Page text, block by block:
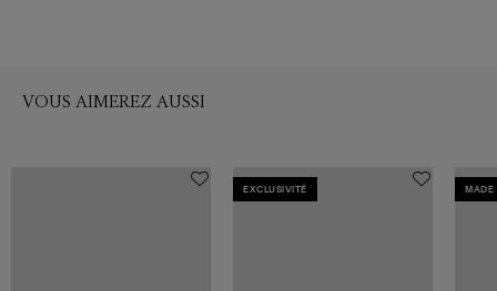
VOUS AIMEREZ AUSSI
EXCLUSIVITÉ MADE